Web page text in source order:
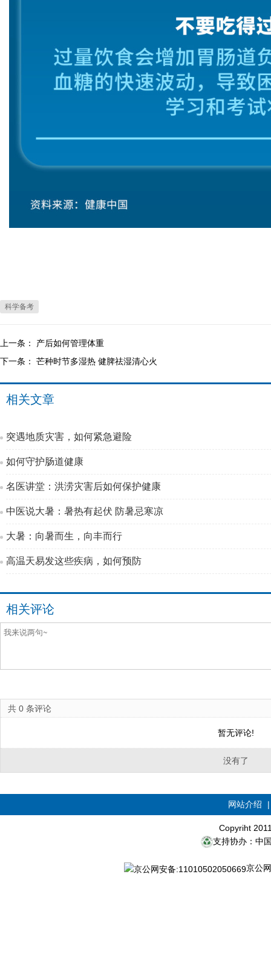
科学备考
上一条： 产后如何管理体重
下一条： 芒种时节多湿热 健脾祛湿清心火
相关文章
突遇地质灾害，如何紧急避险
如何守护肠道健康
名医讲堂：洪涝灾害后如何保护健康
中医说大暑：暑热有起伏 防暑忌寒凉
大暑：向暑而生，向丰而行
高温天易发这些疾病，如何预防
相关评论
共 0 条评论
暂无评论!
没有了
网站介绍
Copyriht
支持协办：中
京公